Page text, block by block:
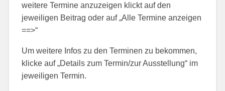
weitere Termine anzuzeigen klickt auf den
jeweiligen Beitrag oder auf „Alle Termine anzeigen
==>“
Um weitere Infos zu den Terminen zu bekommen,
klicke auf „Details zum Termin/zur Ausstellung“ im
jeweiligen Termin.